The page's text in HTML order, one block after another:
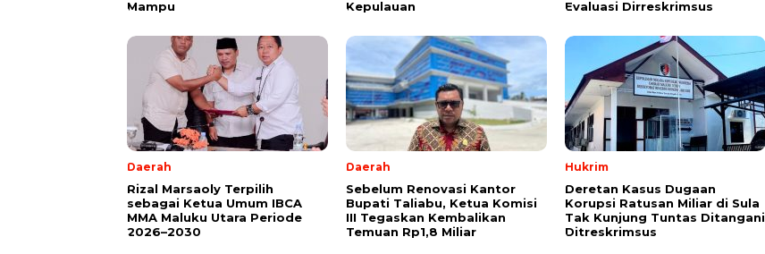
Mampu
Kepulauan
Evaluasi Dirreskrimsus
Daerah
Rizal Marsaoly Terpilih
sebagai Ketua Umum IBCA
MMA Maluku Utara Periode
2026–2030
Daerah
Sebelum Renovasi Kantor
Bupati Taliabu, Ketua Komisi
III Tegaskan Kembalikan
Temuan Rp1,8 Miliar
Hukrim
Deretan Kasus Dugaan
Korupsi Ratusan Miliar di Sula
Tak Kunjung Tuntas Ditangani
Ditreskrimsus